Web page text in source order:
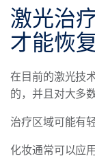
激光治
才能恢复
在目前的激光技
的，并且对大多
治疗区域可能有
化妆通常可以应